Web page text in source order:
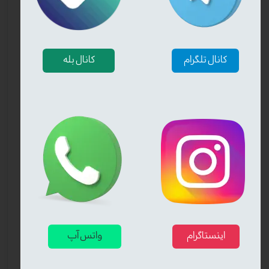
کانال بله کانال تلگرام
واتس آپ اینستاگرام